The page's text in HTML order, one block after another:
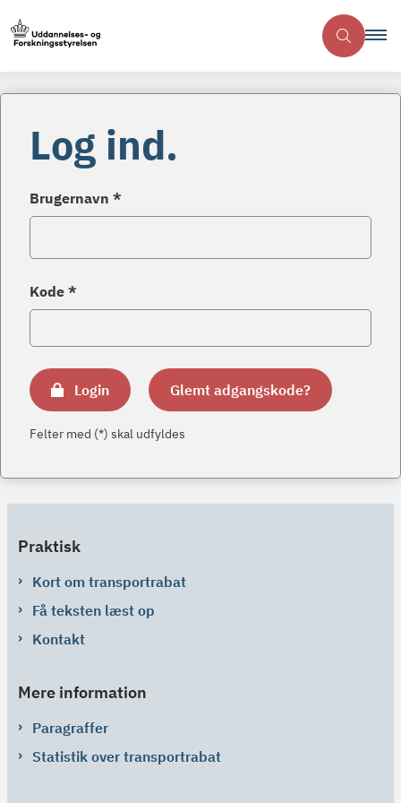
Log ind.
Brugernavn *
Kode *
Login Glemt adgangskode?
Felter med (*) skal udfyldes
Praktisk
Kort om transportrabat
Få teksten læst op
Kontakt
Mere information
Paragraffer
Statistik over transportrabat